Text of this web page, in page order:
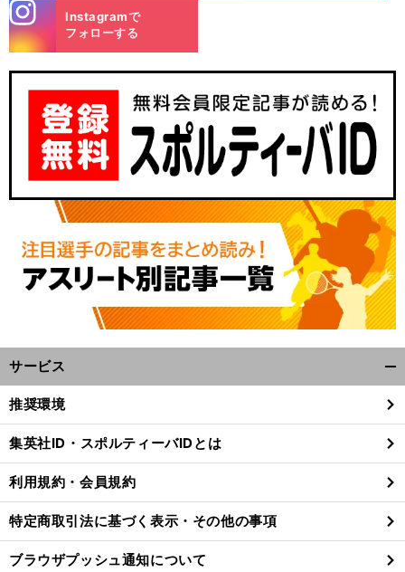
m
Instagramで
フォローする
サービス
閉
る
推奨環境
集英社ID・スポルティーバIDとは
利用規約・会員規約
特定商取引法に基づく表示・その他の事項
ブラウザプッシュ通知について